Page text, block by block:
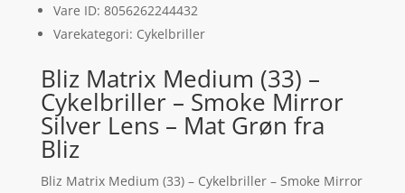
Vare ID: 8056262244432
Varekategori: Cykelbriller
Bliz Matrix Medium (33) –
Cykelbriller – Smoke Mirror
Silver Lens – Mat Grøn fra
Bliz
Bliz Matrix Medium (33) – Cykelbriller – Smoke Mirror